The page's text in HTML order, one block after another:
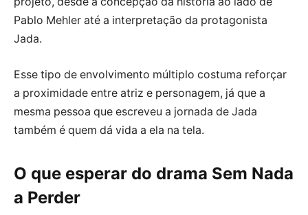
Pablo Mehler até a interpretação da protagonista
Jada.
Esse tipo de envolvimento múltiplo costuma reforçar
a proximidade entre atriz e personagem, já que a
mesma pessoa que escreveu a jornada de Jada
também é quem dá vida a ela na tela.
O que esperar do drama Sem Nada
a Perder